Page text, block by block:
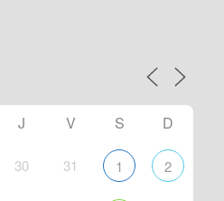
J V S D
30 31 1 2